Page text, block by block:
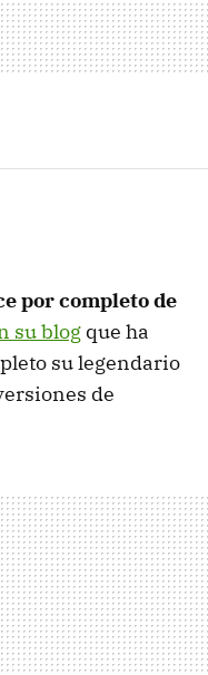
por completo de
su blog que ha
su legendario
de